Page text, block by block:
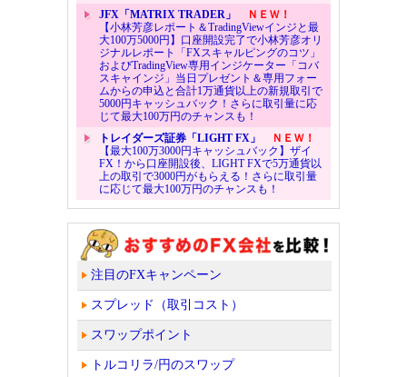
JFX「MATRIX TRADER」
ＮＥＷ！
【小林芳彦レポート＆TradingViewインジと最
大100万5000円】口座開設完了で小林芳彦オリ
ジナルレポート「FXスキャルピングのコツ」
およびTradingView専用インジケーター「コバ
スキャインジ」当日プレゼント＆専用フォー
ムからの申込と合計1万通貨以上の新規取引で
5000円キャッシュバック！さらに取引量に応
じて最大100万円のチャンスも！
トレイダーズ証券「LIGHT FX」
ＮＥＷ！
【最大100万3000円キャッシュバック】ザイ
FX！から口座開設後、LIGHT FXで5万通貨以
上の取引で3000円がもらえる！さらに取引量
に応じて最大100万円のチャンスも！
注目のFXキャンペーン
スプレッド（取引コスト）
スワップポイント
トルコリラ/円のスワップ